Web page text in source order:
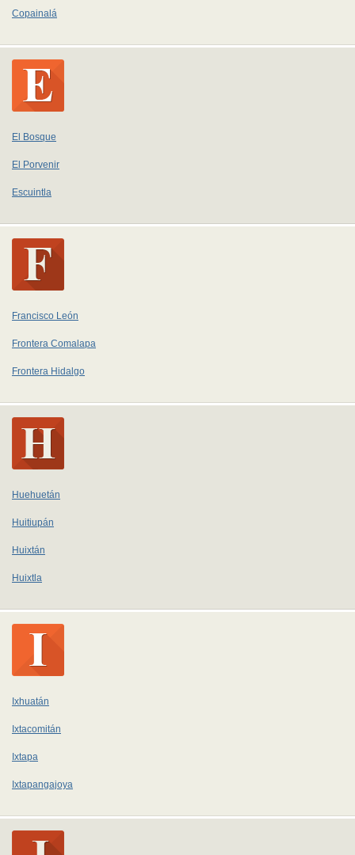
Copainalá
El Bosque
El Porvenir
Escuintla
Francisco León
Frontera Comalapa
Frontera Hidalgo
Huehuetán
Huitiupán
Huixtán
Huixtla
Ixhuatán
Ixtacomitán
Ixtapa
Ixtapangajoya